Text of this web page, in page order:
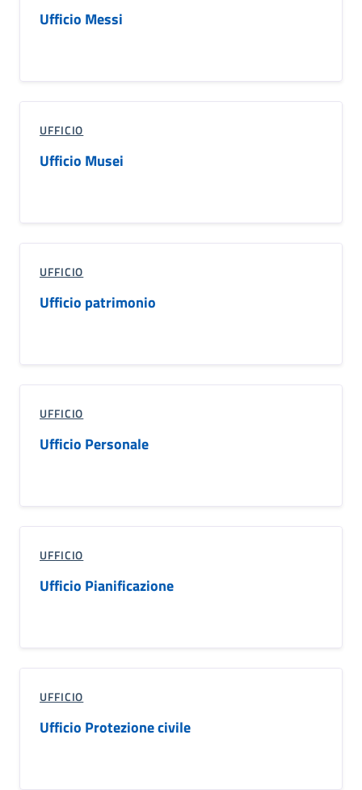
Ufficio Messi
UFFICIO
Ufficio Musei
UFFICIO
Ufficio patrimonio
UFFICIO
Ufficio Personale
UFFICIO
Ufficio Pianificazione
UFFICIO
Ufficio Protezione civile